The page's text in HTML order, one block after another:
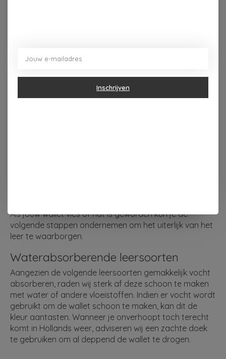
Als jouw wallet vies of nat is geworden kun je de
volgende stappen ondernemen om het uiterlijk van het
leer te waarborgen.
Waterabsorberende leersoorten
Aangezien de volgende leersoorten gemakkelijk vocht
absorberen, raden wij sterk af deze schoon te maken
met water of andere vloeistoffen. Indien er vocht wordt
gebruikt om de wallet schoon te maken, kan dit de
kleur aantasten. Wanneer je onverhoopt toch terecht
komt in Hollands weer, adviseren wij een zachte doek
te gebruiken om al deppend de wallet te drogen.
Inschrijven